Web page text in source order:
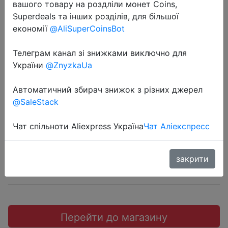
2020-06-04
Killer Instinct [PC / XBOX One]
бесплатно в Microsoft store
Free
Перейти до магазину
вашого товару на роздліли монет Coins,
Superdeals та інших розділів, для більшої
економії @AliSuperCoinsBot
Телеграм канал зі знижками виключно для
України @ZnyzkaUa
Автоматичний збирач знижок з різних джерел
@SaleStack
Чат спільноти Aliexpress УкраїнаЧат Аліекспресс
закрити